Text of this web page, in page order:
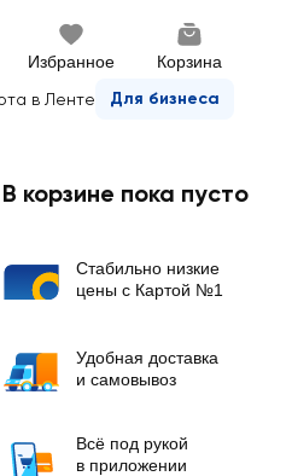
Избранное Корзина
в Ленте Для бизнеса
В корзине пока пусто
Стабильно низкие
цены с Картой №1
Удобная доставка
и самовывоз
Всё под рукой
в приложении